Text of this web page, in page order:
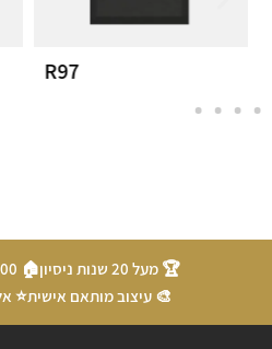
R97
🏆 מעל 20 שנות ניסיון
🏠 1,000 מ"ר אולם תצוגה
🎨 עיצוב מותאם אישית⭐